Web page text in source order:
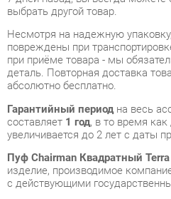
деталь. Повторная доставка
абсолютно бесплатно.
Гарантийный период на весь
составляет1 год, в то время как
увеличивается до 2 лет с даты
Пуф Chairman Квадратный Terra
с действующими
Нам будет приятно, если вы
опыте использования, который
клиентам сделать выбор.